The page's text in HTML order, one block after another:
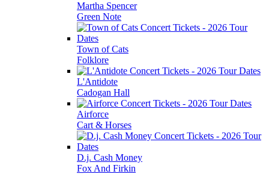
Martha Spencer
Green Note
Town of Cats
Folklore
L'Antidote
Cadogan Hall
Airforce
Cart & Horses
D.j. Cash Money
Fox And Firkin